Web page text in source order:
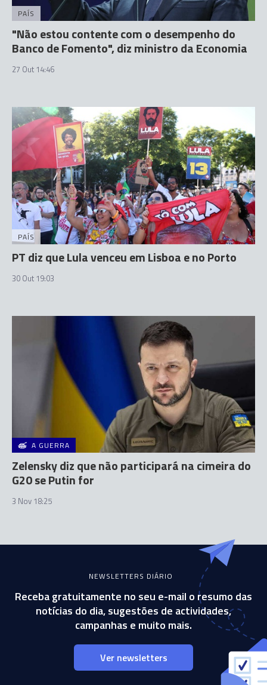
PAÍS
"Não estou contente com o desempenho do
Banco de Fomento", diz ministro da Economia
27 Out 14:46
PAÍS
PT diz que Lula venceu em Lisboa e no Porto
30 Out 19:03
A GUERRA
Zelensky diz que não participará na cimeira do
G20 se Putin for
3 Nov 18:25
NEWSLETTERS DIÁRIO
Receba gratuitamente no seu e-mail o resumo das
notícias do dia, sugestões de actividades,
campanhas e muito mais.
Ver newsletters